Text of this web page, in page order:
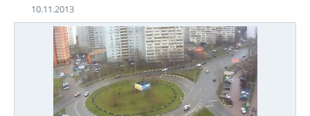
10.11.2013